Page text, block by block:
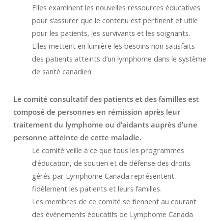
Elles examinent les nouvelles ressources éducatives
pour s’assurer que le contenu est pertinent et utile
pour les patients, les survivants et les soignants.
Elles mettent en lumière les besoins non satisfaits
des patients atteints d’un lymphome dans le système
de santé canadien.
Le comité consultatif des patients et des familles est
composé de personnes en rémission après leur
traitement du lymphome ou d’aidants auprès d’une
personne atteinte de cette maladie.
Le comité veille à ce que tous les programmes
d’éducation, de soutien et de défense des droits
gérés par Lymphome Canada représentent
fidèlement les patients et leurs familles.
Les membres de ce comité se tiennent au courant
des événements éducatifs de Lymphome Canada